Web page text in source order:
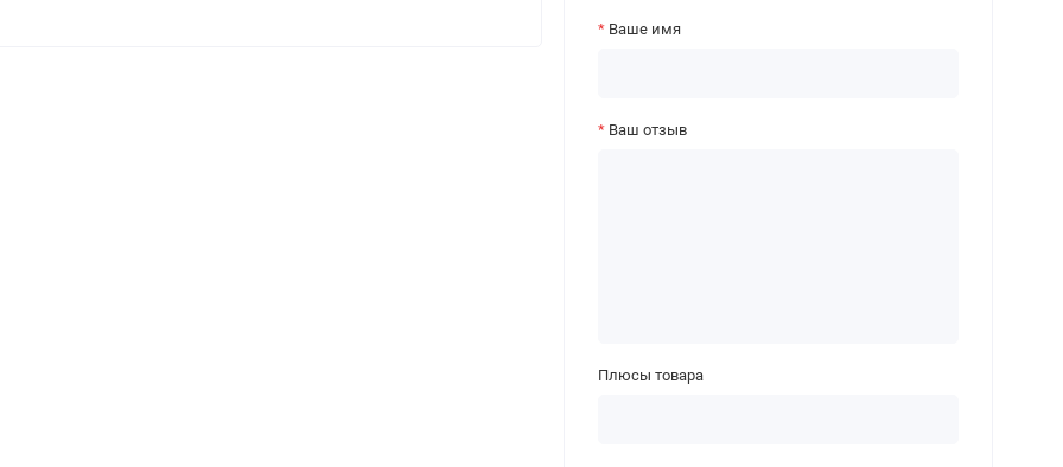
Ваше имя
Ваш отзыв
Плюсы товара